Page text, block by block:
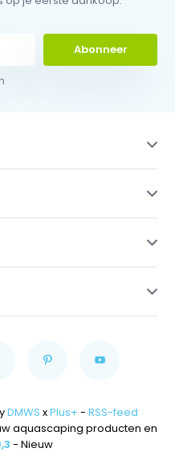
Abonneer
DMWS xPlus+ - RSS-feed
aquascaping producten en
- Nieuw